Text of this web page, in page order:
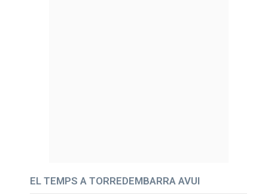
EL TEMPS A TORREDEMBARRA AVUI